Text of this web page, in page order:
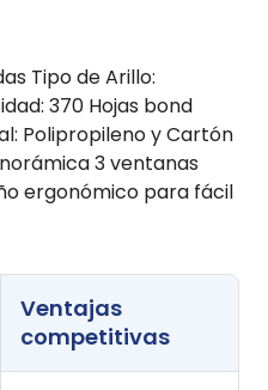
Tipo de Arillo:
370 Hojas bond
Polipropileno y Cartón
3 ventanas
ergonómico para fácil
Ventajas
competitivas